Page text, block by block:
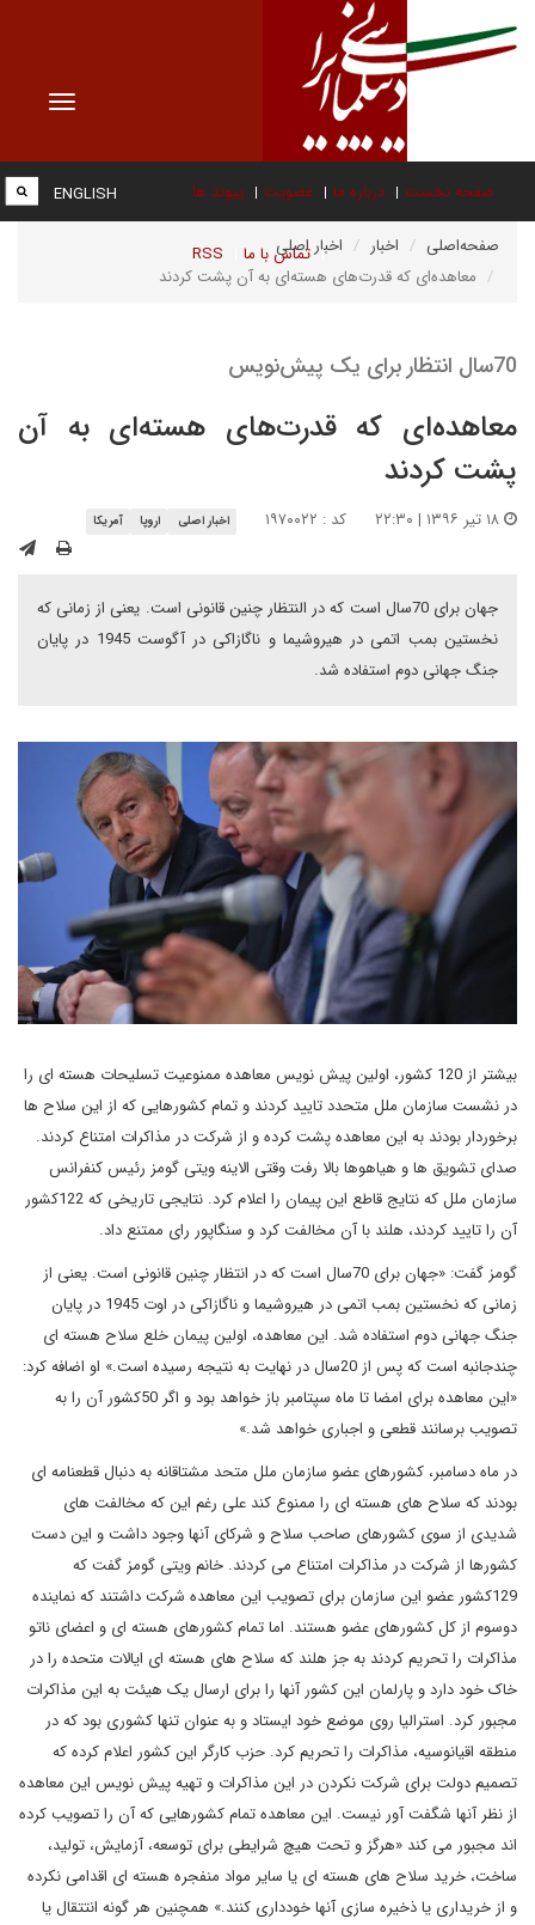
Toggle
صفحه نخست درباره ما عضویت پیوند ها
تماس با ما RSS
ENGLISH
صفحه‌اصلی اخبار
اخبار اصلی
معاهده‌ای که قدرت‌های هسته‌ای به آن پشت کردند
70سال انتظار برای یک پیش‌نویس
معاهده‌ای که قدرت‌های هسته‌ای به آن
پشت کردند
کد : ۱۹۷۰۰۲۲ اخبار اصلی اروپا آمریکا
جهان برای 70سال است که در النتظار چنین قانونی است. یعنی از زمانی که
نخستین بمب اتمی در هیروشیما و ناگازاکی در آگوست 1945 در پایان
جنگ جهانی دوم استفاده شد.
بیشتر از 120 کشور، اولین پیش نویس معاهده ممنوعیت تسلیحات هسته ای را
در نشست سازمان ملل متحدد تایید کردند و تمام کشورهایی که از این سلاح ها
برخوردار بودند به این معاهده پشت کرده و از شرکت در مذاکرات امتناع کردند.
صدای تشویق ها و هیاهوها بالا رفت وقتی الاینه ویتی گومز رئیس کنفرانس
سازمان ملل که نتایج قاطع این پیمان را اعلام کرد. نتایجی تاریخی که 122کشور
آن را تایید کردند، هلند با آن مخالفت کرد و سنگاپور رای ممتنع داد.
گومز گفت: «جهان برای 70سال است که در انتظار چنین قانونی است. یعنی از
زمانی که نخستین بمب اتمی در هیروشیما و ناگازاکی در اوت 1945 در پایان
جنگ جهانی دوم استفاده شد. این معاهده، اولین پیمان خلع سلاح هسته ای
چندجانبه است که پس از 20سال در نهایت به نتیجه رسیده است.» او اضافه کرد:
«این معاهده برای امضا تا ماه سپتامبر باز خواهد بود و اگر 50کشور آن را به
تصویب برسانند قطعی و اجباری خواهد شد.»
در ماه دسامبر، کشورهای عضو سازمان ملل متحد مشتاقانه به دنبال قطعنامه ای
بودند که سلاح های هسته ای را ممنوع کند علی رغم این که مخالفت های
شدیدی از سوی کشورهای صاحب سلاح و شرکای آنها وجود داشت و این دست
کشورها از شرکت در مذاکرات امتناع می کردند. خانم ویتی گومز گفت که
129کشور عضو این سازمان برای تصویب این معاهده شرکت داشتند که نماینده
دوسوم از کل کشورهای عضو هستند. اما تمام کشورهای هسته ای و اعضای ناتو
مذاکرات را تحریم کردند به جز هلند که سلاح های هسته ای ایالات متحده را در
خاک خود دارد و پارلمان این کشور آنها را برای ارسال یک هیئت به این مذاکرات
مجبور کرد. استرالیا روی موضع خود ایستاد و به عنوان تنها کشوری بود که در
منطقه اقیانوسیه، مذاکرات را تحریم کرد. حزب کارگر این کشور اعلام کرده که
تصمیم دولت برای شرکت نکردن در این مذاکرات و تهیه پیش نویس این معاهده
از نظر آنها شگفت آور نیست. این معاهده تمام کشورهایی که آن را تصویب کرده
اند مجبور می کند «هرگز و تحت هیچ شرایطی برای توسعه، آزمایش، تولید،
ساخت، خرید سلاح های هسته ای یا سایر مواد منفجره هسته ای اقدامی نکرده
و از خریداری یا ذخیره سازی آنها خودداری کنند.» همچنین هر گونه انتتقال یا